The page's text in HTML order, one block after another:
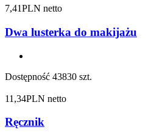
7,41PLN netto
Dwa lusterka do makijażu
Dostępność 43830 szt.
11,34PLN netto
Ręcznik